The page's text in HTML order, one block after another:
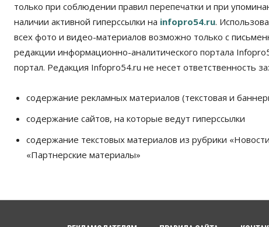
только при соблюдении правил перепечатки и при
наличии активной гиперссылки на infopro54.ru.
всех фото и видео-материалов возможно только с
редакции информационно-аналитического портала
портал. Редакция Infopro54.ru не несет ответственность за:
содержание рекламных материалов (текстовая и
содержание сайтов, на которые ведут гиперссылки
содержание текстовых материалов из рубрики
«Партнерские материалы»